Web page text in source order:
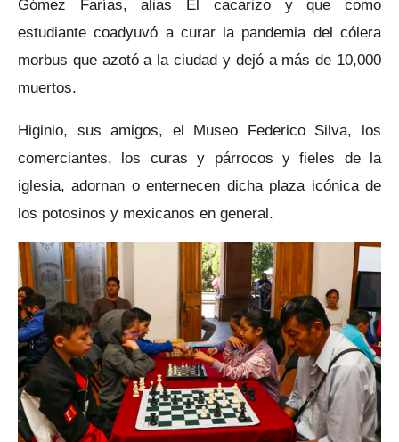
Gómez Farías, alias El cacarizo y que como
estudiante coadyuvó a curar la pandemia del cólera
morbus que azotó a la ciudad y dejó a más de 10,000
muertos.
Higinio, sus amigos, el Museo Federico Silva, los
comerciantes, los curas y párrocos y fieles de la
iglesia, adornan o enternecen dicha plaza icónica de
los potosinos y mexicanos en general.